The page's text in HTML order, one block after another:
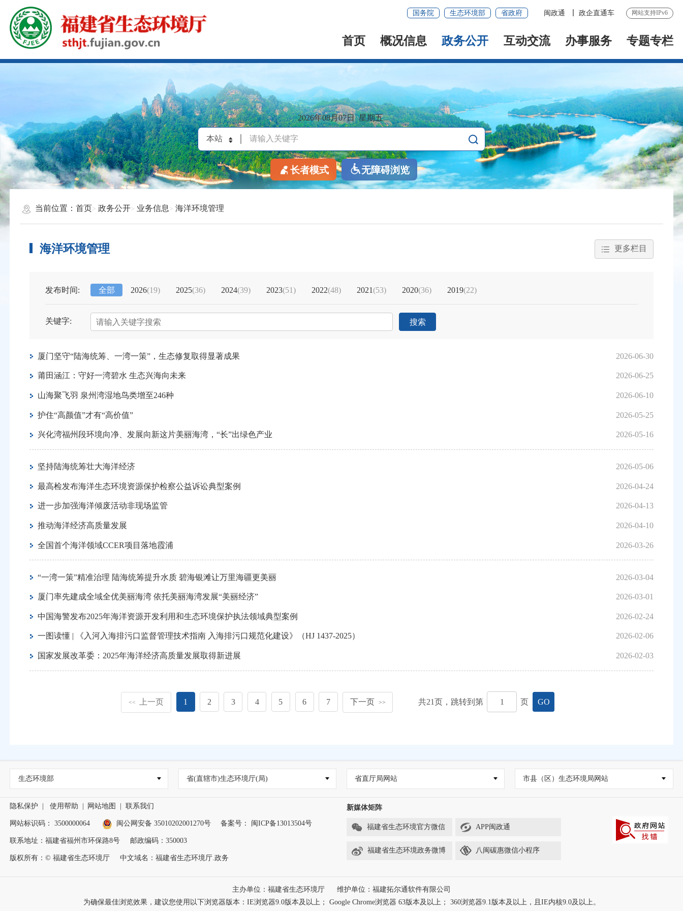
国务院 生态环境部 省政府 闽政通 政企直通车 网站支持IPv6
首页 概况信息 政务公开 互动交流 办事服务 专题专栏
2026年08月07日 星期五
长者模式 无障碍浏览
当前位置：首页 政务公开 业务信息 海洋环境管理
海洋环境管理 更多栏目
发布时间: 全部 2026(19) 2025(36) 2024(39) 2023(51) 2022(48) 2021(53) 2020(36) 2019(22)
关键字: 搜索
厦门坚守“陆海统筹、一湾一策”，生态修复取得显著成果 2026-06-30
莆田涵江：守好一湾碧水 生态兴海向未来 2026-06-25
山海聚飞羽 泉州湾湿地鸟类增至246种 2026-06-10
护住“高颜值”才有“高价值” 2026-05-25
兴化湾福州段环境向净、发展向新这片美丽海湾，“长”出绿色产业 2026-05-16
坚持陆海统筹壮大海洋经济 2026-05-06
最高检发布海洋生态环境资源保护检察公益诉讼典型案例 2026-04-24
进一步加强海洋倾废活动非现场监管 2026-04-13
推动海洋经济高质量发展 2026-04-10
全国首个海洋领域CCER项目落地霞浦 2026-03-26
“一湾一策”精准治理 陆海统筹提升水质 碧海银滩让万里海疆更美丽 2026-03-04
厦门率先建成全域全优美丽海湾 依托美丽海湾发展“美丽经济” 2026-03-01
中国海警发布2025年海洋资源开发利用和生态环境保护执法领域典型案例 2026-02-24
一图读懂 | 《入河入海排污口监督管理技术指南 入海排污口规范化建设》（HJ 1437-2025） 2026-02-06
国家发展改革委：2025年海洋经济高质量发展取得新进展 2026-02-03
<< 上一页 1 2 3 4 5 6 7 下一页 >> 共21页，跳转到第 页 GO
生态环境部 省(直辖市)生态环境厅(局) 省直厅局网站 市县（区）生态环境局网站
隐私保护 | 使用帮助 | 网站地图 | 联系我们
网站标识码： 3500000064 闽公网安备 35010202001270号 备案号： 闽ICP备13013504号
联系地址：福建省福州市环保路8号 邮政编码：350003
版权所有：© 福建省生态环境厅 中文域名：福建省生态环境厅.政务
新媒体矩阵
福建省生态环境官方微信 APP闽政通
福建省生态环境政务微博 八闽碳惠微信小程序
主办单位：福建省生态环境厅
维护单位：福建拓尔通软件有限公司
为确保最佳浏览效果，建议您使用以下浏览器版本：IE浏览器9.0版本及以上； Google Chrome浏览器 63版本及以上； 360浏览器9.1版本及以上，且IE内核9.0及以上。